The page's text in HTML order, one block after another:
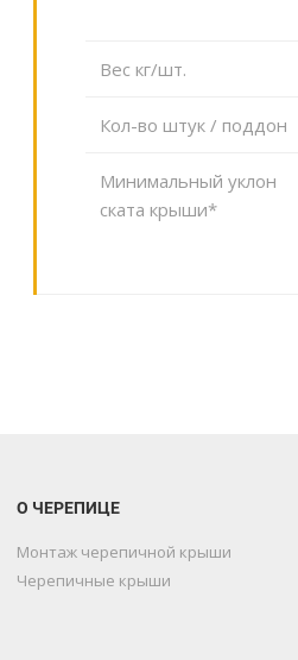
Вес кг/шт.
Кол-во штук / поддон
Минимальный уклон
ската крыши*
О ЧЕРЕПИЦЕ
Монтаж черепичной крыши
Черепичные крыши